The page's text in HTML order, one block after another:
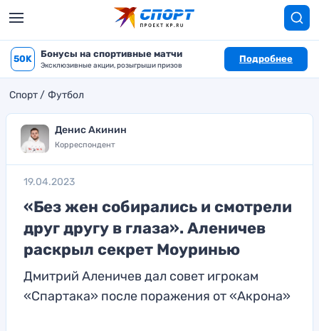
50K Бонусы на спортивные матчи
Эксклюзивные акции, розыгрыши призов
Подробнее
Спорт Футбол
Денис Акинин
Корреспондент
19.04.2023
«Без жен собирались и смотрели
друг другу в глаза». Аленичев
раскрыл секрет Моуринью
Дмитрий Аленичев дал совет игрокам
«Спартака» после поражения от «Акрона»